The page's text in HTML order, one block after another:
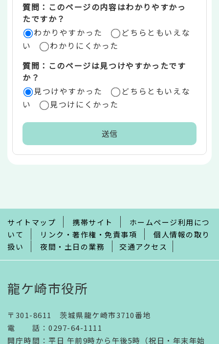
リ
ア
質問：このページの内容はわかりやすかっ
たですか？
わかりやすかった
どちらともいえな
い
わかりにくかった
質問：このページは見つけやすかったです
か？
見つけやすかった
どちらともいえな
い
見つけにくかった
で
サイトマップ 携帯サイト
ホームページ利用につ
いて
リンク・著作権・免責事項
個人情報の取り
扱い
夜間・土日の業務 交通アクセス
龍ケ崎市役所
〒301-8611 茨城県龍ケ崎市3710番地
電話 ： 0297-64-1111
開庁時間 ： 平日 午前9時から午後5時（祝日・年末年始